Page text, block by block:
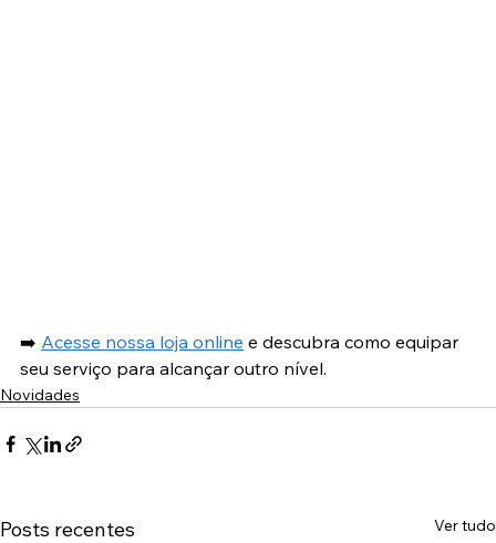
➡️ Acesse nossa loja online e descubra como equipar
seu serviço para alcançar outro nível.
Novidades
Posts recentes Ver tudo